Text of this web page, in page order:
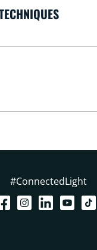
#ConnectedLight